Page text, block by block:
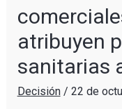
atribuyen
sanitarias
Decisión/ 22 de